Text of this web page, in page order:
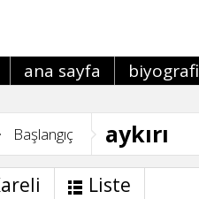
ana sayfa biyografi
Başlangıç aykırı
Liste